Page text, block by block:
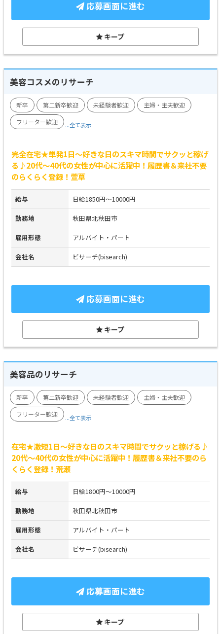
応募画面に進む
キープ
美容コスメのリサーチ
新卒 第二新卒歓迎 未経験者歓迎
主婦・主夫歓迎
フリーター歓迎
...全て表示
完全在宅★単発1日～好きな日のスキマ時間でサクッと稼げ
る♪20代～40代の女性が中心に活躍中！履歴書＆来社不要
のらくらく登録！萱草
給与 日給1850円～10000円
勤務地 秋田県北秋田市
雇用形態 アルバイト・パート
会社名 ビサーチ(bisearch)
応募画面に進む
キープ
美容品のリサーチ
新卒 第二新卒歓迎 未経験者歓迎
主婦・主夫歓迎
フリーター歓迎
...全て表示
在宅★激短1日～好きな日のスキマ時間でサクッと稼げる♪
20代～40代の女性が中心に活躍中！履歴書＆来社不要のら
くらく登録！荒瀬
給与 日給1800円～10000円
勤務地 秋田県北秋田市
雇用形態 アルバイト・パート
会社名 ビサーチ(bisearch)
応募画面に進む
キープ